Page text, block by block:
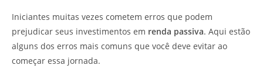
Iniciantes muitas vezes cometem erros que podem
prejudicar seus investimentos em renda passiva. Aqui estão
alguns dos erros mais comuns que você deve evitar ao
começar essa jornada.